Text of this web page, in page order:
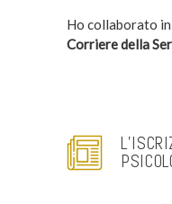
Ho collaborato
Corriere della